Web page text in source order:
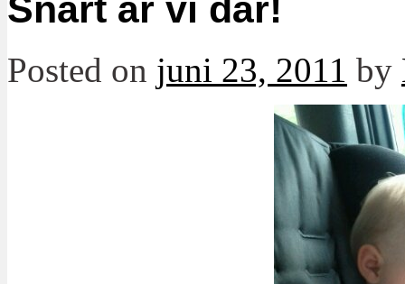
Snart är vi där!
Posted on juni 23, 2011 by